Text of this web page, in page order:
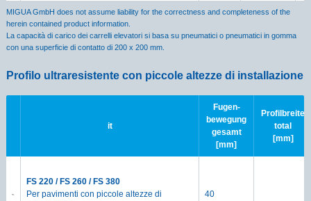
MIGUA GmbH does not assume liability for the correctness and completeness of the
herein contained product information.
La capacità di carico dei carrelli elevatori si basa su pneumatici o pneumatici in gomma
con una superficie di contatto di 200 x 200 mm.
Profilo ultraresistente con piccole altezze di installazione
it
Fugen-
bewegung
gesamt
[mm]
Profilbreite
total
[mm]
FS 220 / FS 260 / FS 380
Per pavimenti con piccole altezze di
40